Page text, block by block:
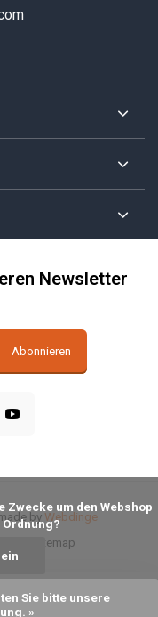
Newsletter
Abonnieren
Sitemap
by Webdinge
Sie bitte unsere
»